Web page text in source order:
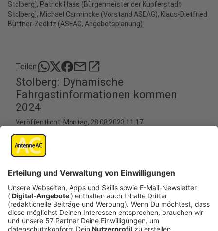
Stolberg), Patrick Haas (Bürgermeister der Kupferstadt
Stolberg), Michael Carmincke (Vorstand ASEAG), Klaus-Dietfried
Büttner-Zedlitz (ASEAG, Angebotsplanung)
Teilen: mailopen_in_new
Stolberg: Dynamische
Fahrgastinformationen kommen
2024
Veröffentlicht: Montag, 28.08.2023 11:17
Anzeige
In Stolberg werden nächstes Jahr insgesamt 17 neue
dynamische Fahrgastinformationen für den ÖPNV
installiert.
Der Zweckverband go.Rheinland gibt zu den